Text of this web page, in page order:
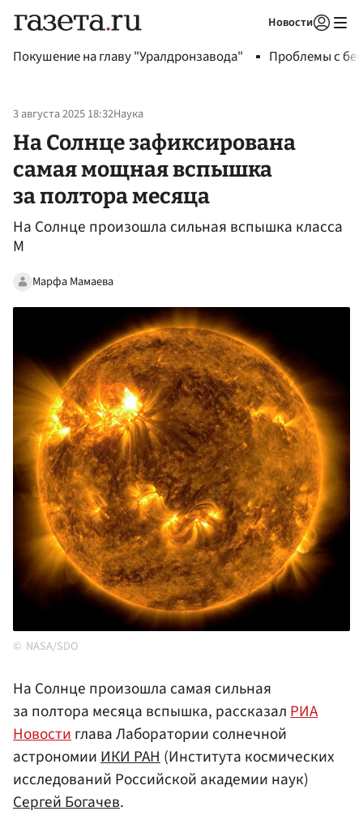
Новости
Покушение на главу "Уралдронзавода" Проблемы с
3 августа 2025 18:32Наука
На Солнце зафиксирована
самая мощная вспышка
за полтора месяца
На Солнце произошла сильная вспышка класса
М
Марфа Мамаева
NASA/SDO
На Солнце произошла самая сильная
за полтора месяца вспышка, рассказалРИА
Новостиглава Лаборатории солнечной
астрономииИКИ РАН(Института космических
исследований Российской академии наук)
Сергей Богачев.